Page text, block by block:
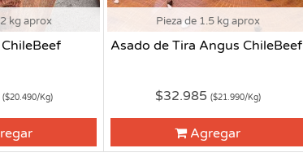
kg aprox
($20.490/Kg)
Pieza de 1.5 kg aprox
Asado de Tira Angus ChileBeef
$32.985 ($21.990/Kg)
Agregar